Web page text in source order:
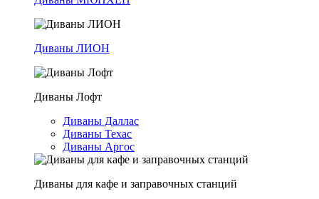
Диваны ЛИОН
Диваны Лофт
Диваны Даллас
Диваны Техас
Диваны Аргос
Диваны для кафе и заправочных станций